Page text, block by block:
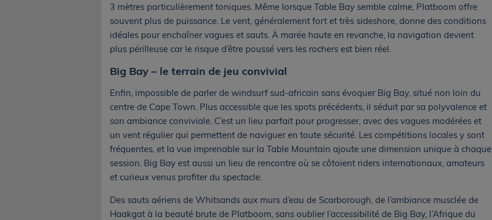
3 mètres particulièrement toniques. Même lorsque Table Bay semble calme, Platboom offre
souvent plus de puissance. Le vent, généralement fort et très sideshore, donne des conditions
idéales pour enchaîner vagues et sauts. À marée haute en revanche, la navigation devient
plus périlleuse car le risque d’être poussé vers les rochers est bien réel.
Big Bay – le terrain de jeu convivial
Enfin, impossible de parler de windsurf sud-africain sans évoquer Big Bay, situé non loin du
centre de Cape Town. Plus accessible que les spots précédents, il séduit par sa polyvalence et
son ambiance conviviale. C’est un lieu parfait pour progresser, avec des vagues modérées et
un vent régulier qui permettent de naviguer en toute sécurité. Les compétitions locales y sont
fréquentes, et la vue imprenable sur la Table Mountain ajoute une dimension unique à chaque
session. Big Bay est aussi un lieu de rencontre où se côtoient riders internationaux, amateurs
et curieux venus profiter du spectacle.
Des sauts aériens de Whitsands aux murs d’eau de Scarborough, de l’ambiance musclée de
Haakgat à la beauté brute de Platboom, sans oublier l’accessibilité de Big Bay, l’Afrique du